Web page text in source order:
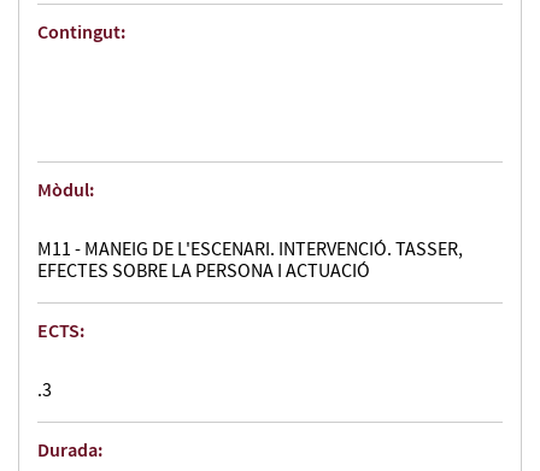
Contingut:
Mòdul:
M11 - MANEIG DE L'ESCENARI. INTERVENCIÓ. TASSER,
EFECTES SOBRE LA PERSONA I ACTUACIÓ
ECTS:
.3
Durada: